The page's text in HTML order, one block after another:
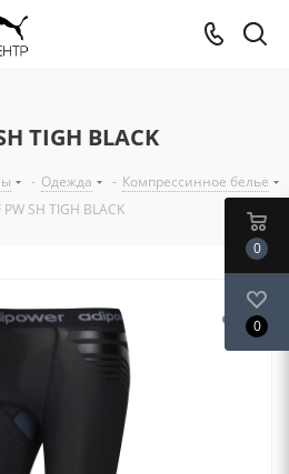
TIGH BLACK
- Одежда - Компрессинное белье
PW SH TIGH BLACK
0
0